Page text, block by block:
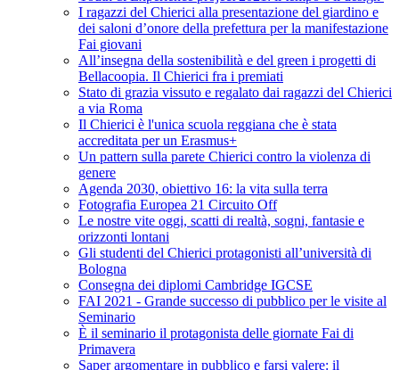
I ragazzi del Chierici alla presentazione del giardino e
dei saloni d’onore della prefettura per la manifestazione
Fai giovani
All’insegna della sostenibilità e del green i progetti di
Bellacoopia. Il Chierici fra i premiati
Stato di grazia vissuto e regalato dai ragazzi del Chierici
a via Roma
Il Chierici è l'unica scuola reggiana che è stata
accreditata per un Erasmus+
Un pattern sulla parete Chierici contro la violenza di
genere
Agenda 2030, obiettivo 16: la vita sulla terra
Fotografia Europea 21 Circuito Off
Le nostre vite oggi, scatti di realtà, sogni, fantasie e
orizzonti lontani
Gli studenti del Chierici protagonisti all’università di
Bologna
Consegna dei diplomi Cambridge IGCSE
FAI 2021 - Grande successo di pubblico per le visite al
Seminario
È il seminario il protagonista delle giornate Fai di
Primavera
Saper argomentare in pubblico e farsi valere: il